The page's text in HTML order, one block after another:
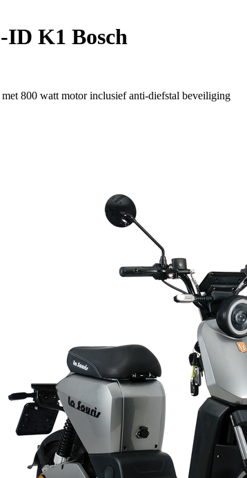
ID K1 Bosch
800 watt motor inclusief anti-diefstal beveiliging